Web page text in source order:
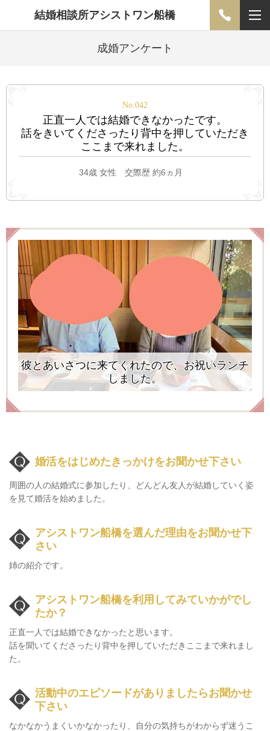
結婚相談所アシストワン船橋
成婚アンケート
No.042
正直一人では結婚できなかったです。
話をきいてくださったり背中を押していただき
ここまで来れました。
34歳 女性 交際歴 約6ヵ月
彼とあいさつに来てくれたので、お祝いランチ
しました。
婚活をはじめたきっかけをお聞かせ下さい
周囲の人の結婚式に参加したり、どんどん友人が結婚していく姿
を見て婚活を始めました。
アシストワン船橋を選んだ理由をお聞かせ下
さい
姉の紹介です。
アシストワン船橋を利用してみていかがでし
たか？
正直一人では結婚できなかったと思います。
話を聞いてくださったり背中を押していただきここまで来れまし
た。
活動中のエピソードがありましたらお聞かせ
下さい
なかなかうまくいかなかったり、自分の気持ちがわからず迷うこ